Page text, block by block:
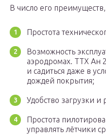
В число его
Простота
Возможность
аэродромах. ТТХ Ан
и садиться даже в
дождей покрытия;
Удобство загрузки и
Простота
управлять лётчики